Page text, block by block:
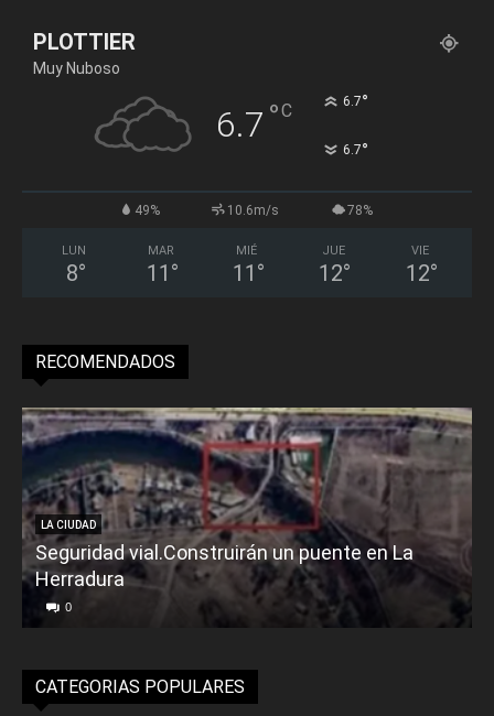
PLOTTIER
Muy Nuboso
6.7 °C 6.7°
6.7°
49% 10.6m/s 78%
LUN
8°
MAR
11 °
MIÉ
11 °
JUE
12°
VIE
12°
RECOMENDADOS
LA CIUDAD
Seguridad vial.Construirán un puente en La
Herradura
0
CATEGORIAS POPULARES